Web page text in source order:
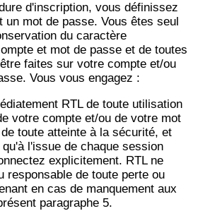
d'inscription, vous définissez
un mot de passe. Vous êtes seul
du caractère
et mot de passe et de toutes
faites sur votre compte et/ou
Vous vous engagez :
RTL de toute utilisation
votre compte et/ou de votre mot
toute atteinte à la sécurité, et
l'issue de chaque session
explicitement. RTL ne
responsable de toute perte ou
en cas de manquement aux
paragraphe 5.